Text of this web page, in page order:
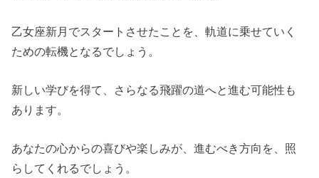
乙女座新月でスタートさせたことを、軌道に乗せていく
ための転機となるでしょう。
新しい学びを得て、さらなる飛躍の道へと進む可能性も
あります。
あなたの心からの喜びや楽しみが、進むべき方向を、照
らしてくれるでしょう。